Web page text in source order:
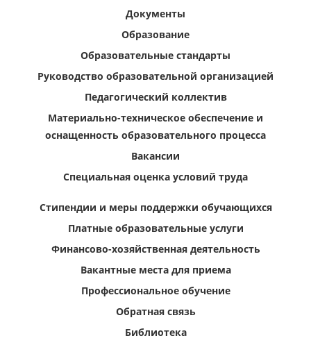
Документы
Образование
Образовательные стандарты
Руководство образовательной организацией
Педагогический коллектив
Материально-техническое обеспечение и
оснащенность образовательного процесса
Вакансии
Специальная оценка условий труда
Стипендии и меры поддержки обучающихся
Платные образовательные услуги
Финансово-хозяйственная деятельность
Вакантные места для приема
Профессиональное обучение
Обратная связь
Библиотека